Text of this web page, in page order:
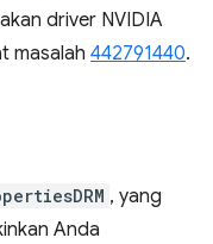
driver NVIDIA
masalah 442791440.
, yang
Anda